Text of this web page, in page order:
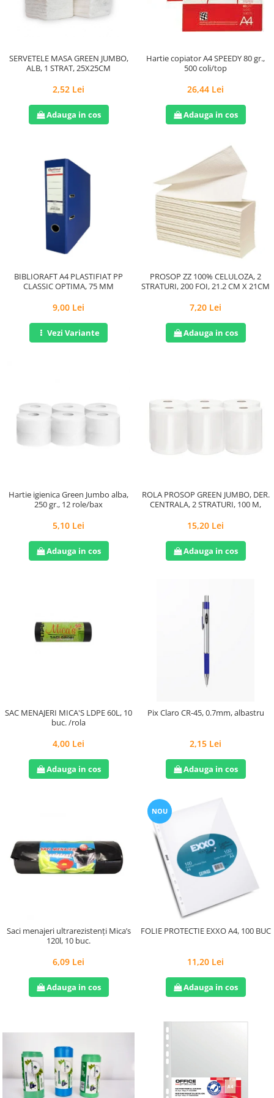
Lavete și bureți
Mopuri
Mănuși
Odorizante cameră/auto
Odorizante toaletă
Pahare și accesorii
Dispensere/dozatoare
Servețele umede
Plicuri
Tuș & more
SERVETELE MASA GREEN JUMBO,
ALB, 1 STRAT, 25X25CM
2,52 Lei
Adauga in cos
Hartie copiator A4 SPEEDY 80 gr.,
500 coli/top
26,44 Lei
Adauga in cos
BIBLIORAFT A4 PLASTIFIAT PP
CLASSIC OPTIMA, 75 MM
9,00 Lei
Vezi Variante
PROSOP ZZ 100% CELULOZA, 2
STRATURI, 200 FOI, 21.2 CM X 21CM
7,20 Lei
Adauga in cos
Hartie igienica Green Jumbo alba,
250 gr., 12 role/bax
5,10 Lei
Adauga in cos
ROLA PROSOP GREEN JUMBO, DER.
CENTRALA, 2 STRATURI, 100 M,
15,20 Lei
Adauga in cos
SAC MENAJERI MICA'S LDPE 60L, 10
buc. /rola
4,00 Lei
Adauga in cos
Pix Claro CR-45, 0.7mm, albastru
2,15 Lei
Adauga in cos
Saci menajeri ultrarezistenți Mica’s
120l, 10 buc.
6,09 Lei
Adauga in cos
NOU
FOLIE PROTECTIE EXXO A4, 100 BUC
11,20 Lei
Adauga in cos